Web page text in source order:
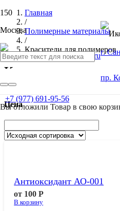
Москва
г.
пр.
Вы отложили Товар в свою
+7 (977) 691-95-56
Главная
/
Полимерные материалы
/
Красители для полимеров
Красители для
Найти:
Цена
Антиоксидант АО-001
от 100Р
В корзину